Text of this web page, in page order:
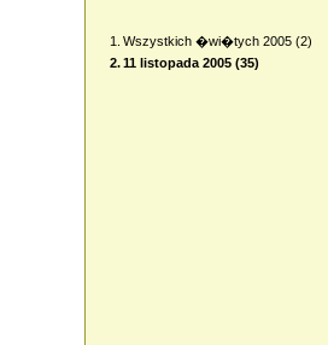
1. Wszystkich �wi�tych 2005 (2)
2.11 listopada 2005 (35)